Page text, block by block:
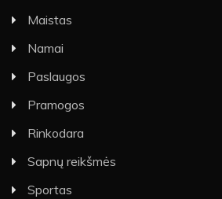
Maistas
Namai
Paslaugos
Pramogos
Rinkodara
Sapnų reikšmės
Sportas